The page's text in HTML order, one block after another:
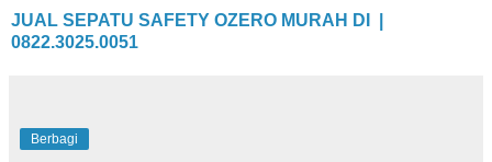
JUAL SEPATU SAFETY OZERO MURAH DI |
0822.3025.0051
Berbagi